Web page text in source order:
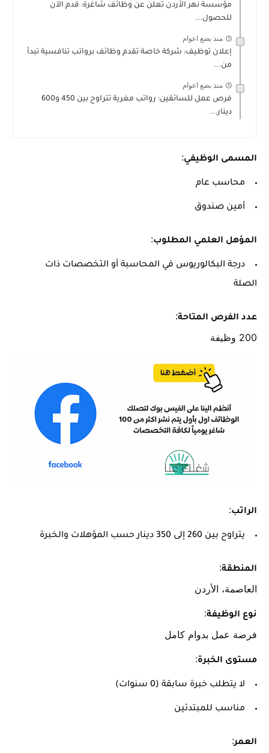
مؤسسة نهر الأردن تعلن عن وظائف شاغرة: قدم الآن
للحصول...
منذ بضع اعوام
إعلان توظيف: شركة خاصة تقدم وظائف برواتب تنافسية تبدأ
من...
منذ بضع اعوام
فرص عمل للسائقين: رواتب مغرية تتراوح بين 450 و600
دينار...
المسمى الوظيفي:
محاسب عام
أمين صندوق
المؤهل العلمي المطلوب:
درجة البكالوريوس في المحاسبة أو التخصصات ذات
الصلة
عدد الفرص المتاحة:
200 وظيفة
الراتب:
يتراوح بين 260 إلى 350 دينار حسب المؤهلات والخبرة
المنطقة:
العاصمة، الأردن
نوع الوظيفة:
فرصة عمل بدوام كامل
مستوى الخبرة:
لا يتطلب خبرة سابقة (0 سنوات)
مناسب للمبتدئين
العمر: